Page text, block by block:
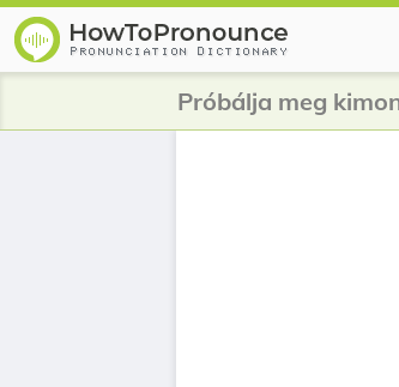
Próbálja meg